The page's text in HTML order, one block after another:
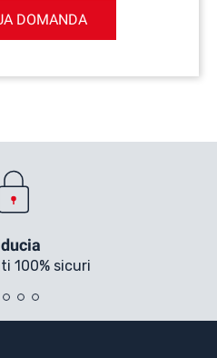
DOMANDA
100% sicuri